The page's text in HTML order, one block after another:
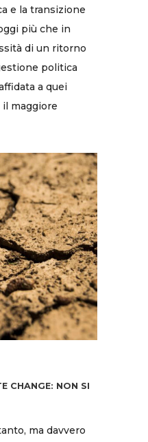
e la transizione
più che in
di un ritorno
politica
a quei
maggiore
CHANGE: NON SI
ma davvero